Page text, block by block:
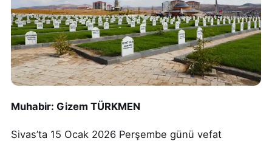
Muhabir: Gizem TÜRKMEN
Sivas’ta 15 Ocak 2026 Perşembe günü vefat